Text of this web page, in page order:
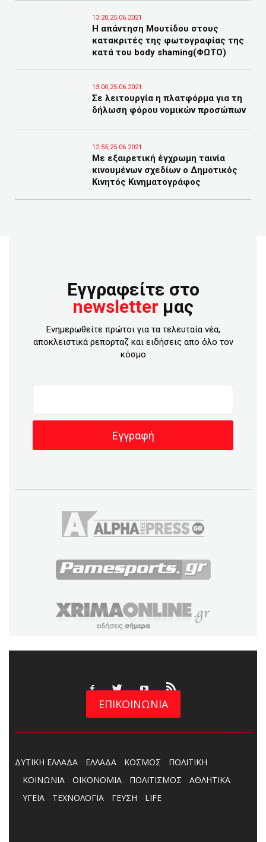
13:20,25.06.2021
Η απάντηση Μουτίδου στους
κατακριτές της φωτογραφίας της
κατά του body shaming(ΦΩΤΟ)
13:00,25.06.2021
Σε λειτουργία η πλατφόρμα για τη
δήλωση φόρου νομικών προσώπων
12:55,25.06.2021
Με εξαιρετική έγχρωμη ταινία
κινουμένων σχεδίων ο Δημοτικός
Κινητός Κινηματογράφος
Εγγραφείτε στο
newsletter μας
Ενημερωθείτε πρώτοι για τα τελευταία νέα,
αποκλειστικά ρεπορταζ και ειδήσεις απο όλο τον
κόσμο
ΕΠΙΚΟΙΝΩΝΙΑ
ΔΥΤΙΚΗ ΕΛΛΑΔΑ ΕΛΛΑΔΑ ΚΟΣΜΟΣ
ΠΟΛΙΤΙΚΗ
ΚΟΙΝΩΝΙΑ
ΟΙΚΟΝΟΜΙΑ ΠΟΛΙΤΙΣΜΟΣ
ΑΘΛΗΤΙΚΑ
ΥΓΕΙΑ
ΤΕΧΝΟΛΟΓΙΑ ΓΕΥΣΗ LIFE